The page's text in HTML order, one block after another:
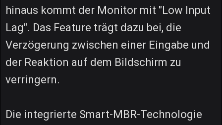
hinaus kommt der Monitor mit "Low Input
Lag". Das Feature trägt dazu bei, die
Verzögerung zwischen einer Eingabe und
der Reaktion auf dem Bildschirm zu
verringern.
Die integrierte Smart-MBR-Technologie